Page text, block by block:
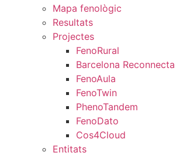
Mapa fenològic
Resultats
Projectes
FenoRural
Barcelona Reconnecta
FenoAula
FenoTwin
PhenoTandem
FenoDato
Cos4Cloud
Entitats